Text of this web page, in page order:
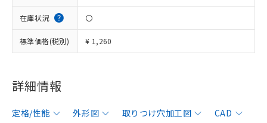
在庫状況 〇
標準価格(税別) ¥ 1,260
詳細情報
定格/性能 外形図 取りつけ穴加工図
CAD